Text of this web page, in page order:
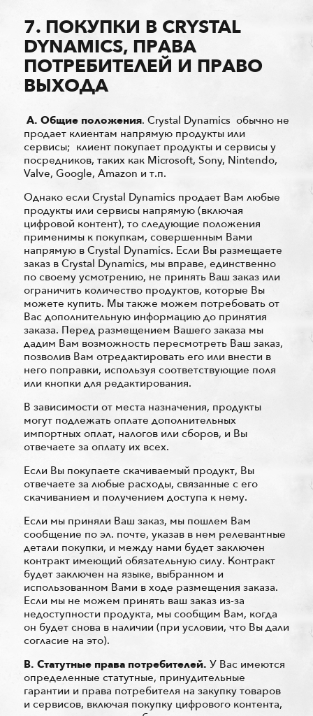
7. ПОКУПКИ В CRYSTAL
DYNAMICS, ПРАВА
ПОТРЕБИТЕЛЕЙ И ПРАВО
ВЫХОДА
А. Общие положения. Crystal Dynamics обычно не
продает клиентам напрямую продукты или
сервисы; клиент покупает продукты и сервисы у
посредников, таких как Microsoft, Sony, Nintendo,
Valve, Google, Amazon и т.п.
Однако если Crystal Dynamics продает Вам любые
продукты или сервисы напрямую (включая
цифровой контент), то следующие положения
применимы к покупкам, совершенным Вами
напрямую в Crystal Dynamics. Если Вы размещаете
заказ в Crystal Dynamics, мы вправе, единственно
по своему усмотрению, не принять Ваш заказ или
ограничить количество продуктов, которые Вы
можете купить. Мы также можем потребовать от
Вас дополнительную информацию до принятия
заказа. Перед размещением Вашего заказа мы
дадим Вам возможность пересмотреть Ваш заказ,
позволив Вам отредактировать его или внести в
него поправки, используя соответствующие поля
или кнопки для редактирования.
В зависимости от места назначения, продукты
могут подлежать оплате дополнительных
импортных оплат, налогов или сборов, и Вы
отвечаете за оплату их всех.
Если Вы покупаете скачиваемый продукт, Вы
отвечаете за любые расходы, связанные с его
скачиванием и получением доступа к нему.
Если мы приняли Ваш заказ, мы пошлем Вам
сообщение по эл. почте, указав в нем релевантные
детали покупки, и между нами будет заключен
контракт имеющий обязательную силу. Контракт
будет заключен на языке, выбранном и
использованном Вами в ходе размещения заказа.
Если мы не можем принять ваш заказ из-за
недоступности продукта, мы сообщим Вам, когда
он будет снова в наличии (при условии, что Вы дали
согласие на это).
В. Статутные права потребителей. У Вас имеются
определенные статутные, принудительные
гарантии и права потребителя на закупку товаров
и сервисов, включая покупку цифрового контента,